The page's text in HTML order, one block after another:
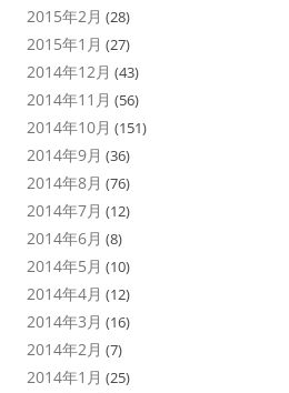
2015年2月 (28)
2015年1月 (27)
2014年12月 (43)
2014年11月 (56)
2014年10月 (151)
2014年9月 (36)
2014年8月 (76)
2014年7月 (12)
2014年6月 (8)
2014年5月 (10)
2014年4月 (12)
2014年3月 (16)
2014年2月 (7)
2014年1月 (25)